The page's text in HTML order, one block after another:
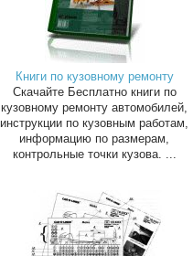
Книги по кузовному ремонту
Скачайте Бесплатно книги по
кузовному ремонту автомобилей,
инструкции по кузовным работам,
информацию по размерам,
контрольные точки кузова. ...